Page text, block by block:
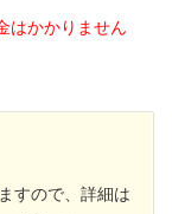
はかかりません
すので、詳細は